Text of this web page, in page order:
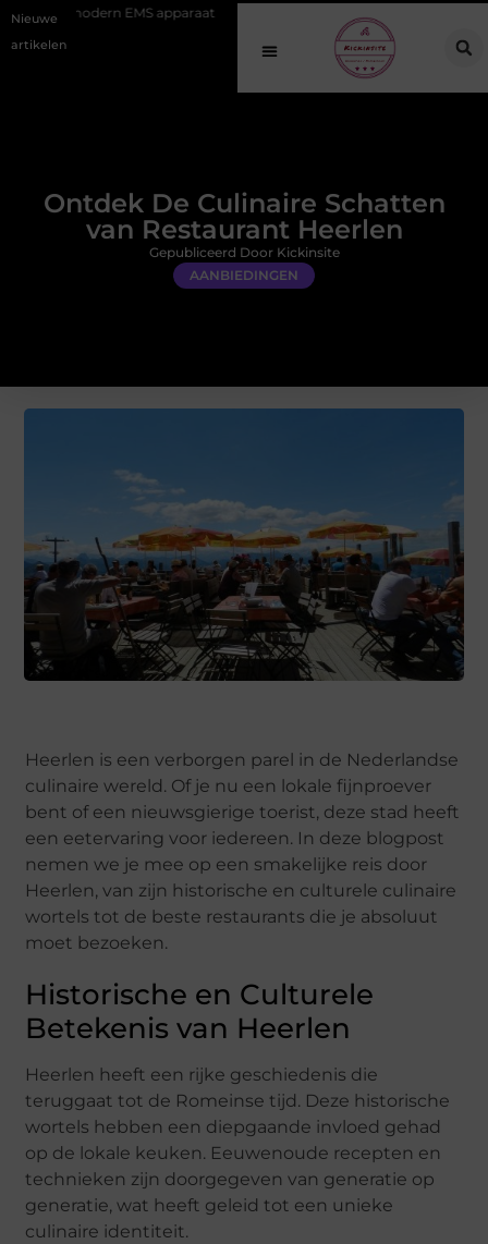
Nieuwe
artikelen
apparaat Hoe online vindbaarheid verandert in 2026
Ontdek De Culinaire Schatten
van Restaurant Heerlen
AANBIEDINGEN
Gepubliceerd Door Kickinsite
Heerlen is een verborgen parel in de Nederlandse
culinaire wereld. Of je nu een lokale fijnproever
bent of een nieuwsgierige toerist, deze stad heeft
een eetervaring voor iedereen. In deze blogpost
nemen we je mee op een smakelijke reis door
Heerlen, van zijn historische en culturele culinaire
wortels tot de beste restaurants die je absoluut
moet bezoeken.
Historische en Culturele
Betekenis van Heerlen
Heerlen heeft een rijke geschiedenis die
teruggaat tot de Romeinse tijd. Deze historische
wortels hebben een diepgaande invloed gehad
op de lokale keuken. Eeuwenoude recepten en
technieken zijn doorgegeven van generatie op
generatie, wat heeft geleid tot een unieke
culinaire identiteit.